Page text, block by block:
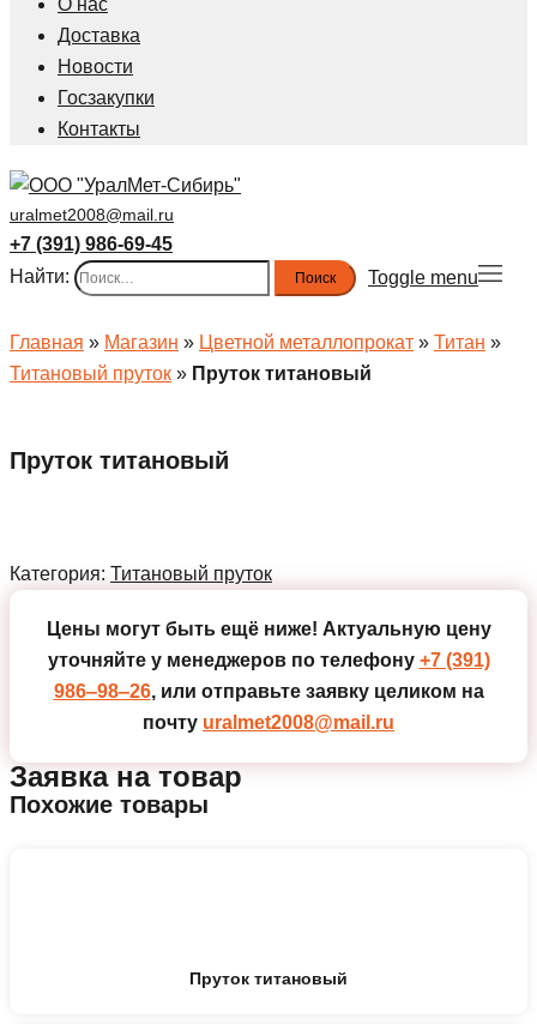
О нас
Доставка
Новости
Госзакупки
Контакты
uralmet2008@mail.ru
+7 (391) 986-69-45
Найти:
Toggle menu
Главная » Магазин » Цветной металлопрокат » Титан »
Титановый пруток » Пруток титановый
Пруток титановый
Категория: Титановый пруток
Цены могут быть ещё ниже! Актуальную цену
уточняйте у менеджеров по телефону +7 (391)
986‒98‒26, или отправьте заявку целиком на
почту uralmet2008@mail.ru
Заявка на товар
Похожие товары
Пруток титановый